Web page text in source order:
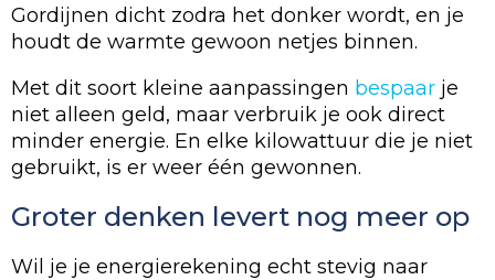
Gordijnen dicht zodra het donker wordt, en je
houdt de warmte gewoon netjes binnen.
Met dit soort kleine aanpassingen bespaar je
niet alleen geld, maar verbruik je ook direct
minder energie. En elke kilowattuur die je niet
gebruikt, is er weer één gewonnen.
Groter denken levert nog meer op
Wil je je energierekening echt stevig naar